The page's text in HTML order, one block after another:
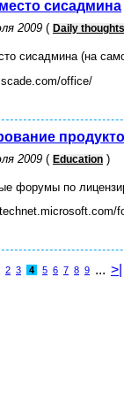
сисадмина
2009 ( Daily thoughts
сисадмина (на
office/
2009 ( Education )
форумы по
2 3 4 5 6 7 8 9 ... >|